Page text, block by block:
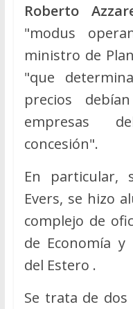
Roberto
"modus
ministro de
"que
precios
empresas
concesión".
En particular,
Evers, se hizo
complejo de
de Economía y
del Estero .
Se trata de